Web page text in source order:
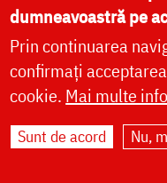
CALENDAR ORTODOX
WIDGET DOXOLOGIA
RADIO DOXOLOGIA
dumneavoastră pe
Prin continuarea
confirmați
cookie. Mai multe
Sunt de acord Nu,